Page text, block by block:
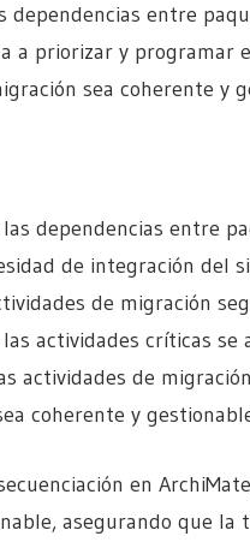
dependencias entre
a priorizar y programar
sea coherente y
dependencias entre
de integración del
de migración
actividades críticas se
actividades de
coherente y
en
asegurando que